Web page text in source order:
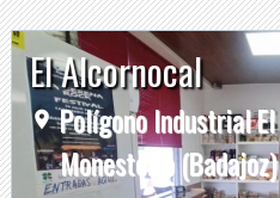
El Alcornocal
Polígono Industrial
Monesterio (Badajoz)